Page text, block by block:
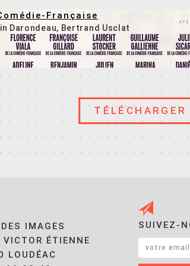
Française
Darondeau, Bertrand Usclat
IMAGES
ÉTIENNE
LOUDÉAC
SUIVEZ-